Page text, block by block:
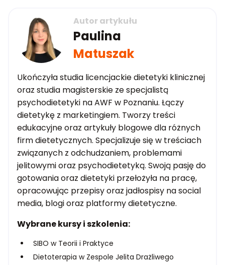
Autor artykułu
Paulina
Matuszak
Ukończyła studia licencjackie dietetyki klinicznej
oraz studia magisterskie ze specjalistą
psychodietetyki na AWF w Poznaniu. Łączy
dietetykę z marketingiem. Tworzy treści
edukacyjne oraz artykuły blogowe dla różnych
firm dietetycznych. Specjalizuje się w treściach
związanych z odchudzaniem, problemami
jelitowymi oraz psychodietetyką. Swoją pasję do
gotowania oraz dietetyki przełożyła na pracę,
opracowując przepisy oraz jadłospisy na social
media, blogi oraz platformy dietetyczne.
Wybrane kursy i szkolenia:
SIBO w Teorii i Praktyce
Dietoterapia w Zespole Jelita Drażliwego